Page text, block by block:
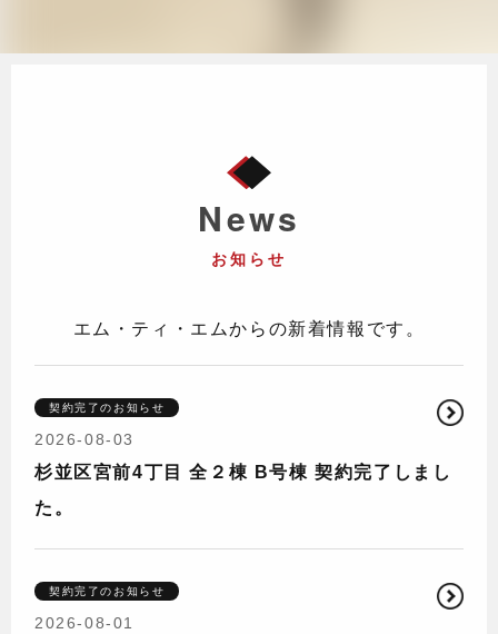
News
お知らせ
エム・ティ・エムからの新着情報です。
契約完了のお知らせ
2026-08-03
杉並区宮前4丁目 全２棟 B号棟 契約完了しまし
た。
契約完了のお知らせ
2026-08-01